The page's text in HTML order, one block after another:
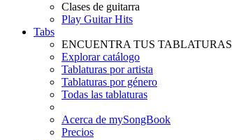
Clases de guitarra
Play Guitar Hits
Tabs
ENCUENTRA TUS TABLATURAS
Explorar catálogo
Tablaturas por artista
Tablaturas por género
Todas las tablaturas
Acerca de mySongBook
Precios